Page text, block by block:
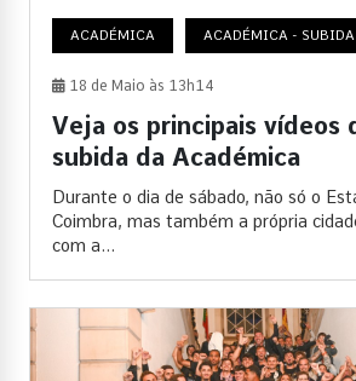
ACADÉMICA ACADÉMICA - SUBIDA
18 de Maio às 13h14
Veja os principais vídeos
subida da Académica
Durante o dia de sábado, não só o
Coimbra, mas também a própria
com a...